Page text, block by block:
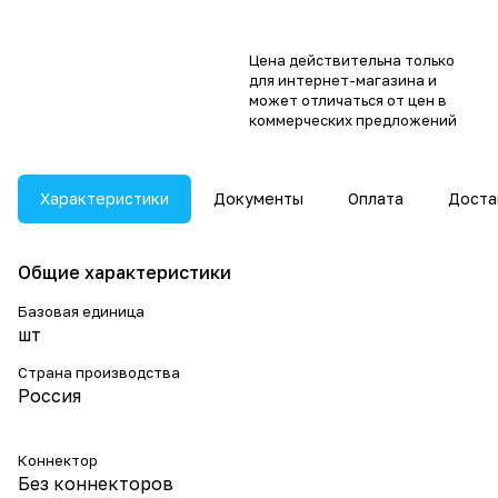
Цена действительна только
для интернет-магазина и
может отличаться от цен в
коммерческих предложений
Характеристики Документы Оплата
Общие характеристики
Базовая единица
шт
Страна производства
Россия
Коннектор
Без коннекторов